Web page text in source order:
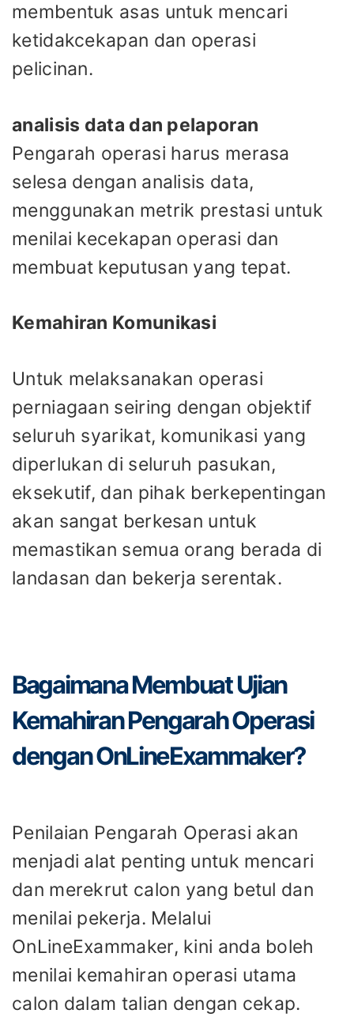
membentuk asas untuk mencari
ketidakcekapan dan operasi
pelicinan.
analisis data dan pelaporan
Pengarah operasi harus merasa
selesa dengan analisis data,
menggunakan metrik prestasi untuk
menilai kecekapan operasi dan
membuat keputusan yang tepat.
Kemahiran Komunikasi
Untuk melaksanakan operasi
perniagaan seiring dengan objektif
seluruh syarikat, komunikasi yang
diperlukan di seluruh pasukan,
eksekutif, dan pihak berkepentingan
akan sangat berkesan untuk
memastikan semua orang berada di
landasan dan bekerja serentak.
Bagaimana Membuat Ujian
Kemahiran Pengarah Operasi
dengan OnLineExammaker?
Penilaian Pengarah Operasi akan
menjadi alat penting untuk mencari
dan merekrut calon yang betul dan
menilai pekerja. Melalui
OnLineExammaker, kini anda boleh
menilai kemahiran operasi utama
calon dalam talian dengan cekap.